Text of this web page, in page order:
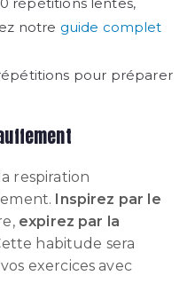
répétitions lentes,
notre guide complet
pour préparer
respiration
Inspirez par le
expirez par la
habitude sera
exercices avec